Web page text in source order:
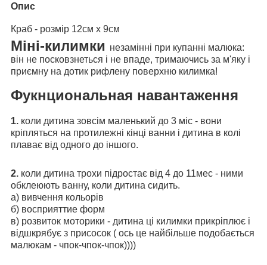
Опис
Краб - розмір 12см х 9см
Міні-килимки незамінні при купанні малюка:
він не посковзнеться і не впаде, тримаючись за м'яку і
приємну на дотик рифлену поверхню килимка!
Фукнциональная навантаження
1. коли дитина зовсім маленький до 3 міс - вони
кріпляться на протилежні кінці ванни і дитина в колі
плаває від одного до іншого.
2. коли дитина трохи підростає від 4 до 11мес - ними
обклеюють ванну, коли дитина сидить.
а) вивчення кольорів
б) восприяттие форм
в) розвиток моторики - дитина ці килимки прикріплює і
відшкрябує з присосок ( ось це найбільше подобається
малюкам - чпок-чпок-чпок))))